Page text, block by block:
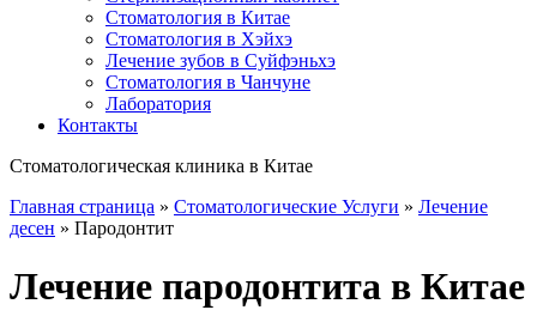
Стоматология в Китае
Стоматология в Хэйхэ
Лечение зубов в Суйфэньхэ
Стоматология в Чанчуне
Лаборатория
Контакты
Стоматологическая клиника в Китае
Главная страница » Стоматологические Услуги » Лечение
десен » Пародонтит
Лечение пародонтита в Китае